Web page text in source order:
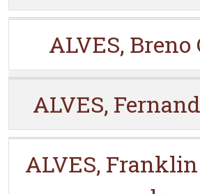
ALVES, Breno
ALVES,
ALVES,